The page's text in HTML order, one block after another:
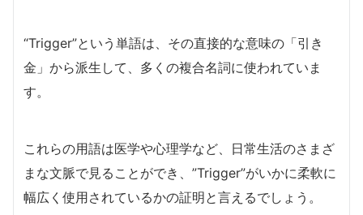
“Trigger”という単語は、その直接的な意味の「引き
金」から派生して、多くの複合名詞に使われていま
す。
これらの用語は医学や心理学など、日常生活のさまざ
まな文脈で見ることができ、”Trigger”がいかに柔軟に
幅広く使用されているかの証明と言えるでしょう。